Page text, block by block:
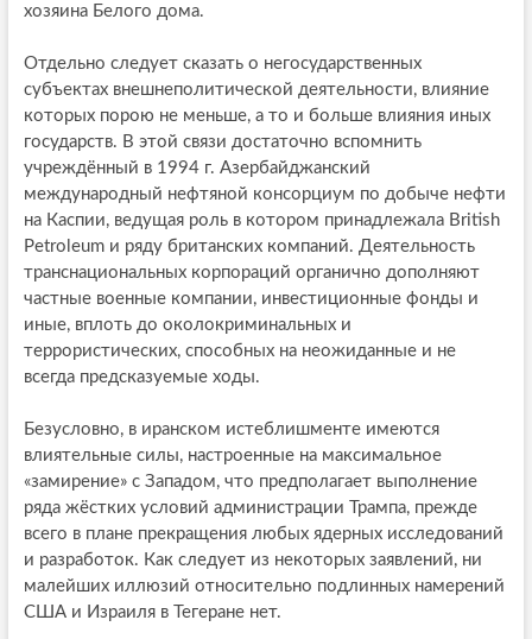
хозяина Белого дома.
Отдельно следует сказать о негосударственных
субъектах внешнеполитической деятельности, влияние
которых порою не меньше, а то и больше влияния иных
государств. В этой связи достаточно вспомнить
учреждённый в 1994 г. Азербайджанский
международный нефтяной консорциум по добыче нефти
на Каспии, ведущая роль в котором принадлежала British
Petroleum и ряду британских компаний. Деятельность
транснациональных корпораций органично дополняют
частные военные компании, инвестиционные фонды и
иные, вплоть до околокриминальных и
террористических, способных на неожиданные и не
всегда предсказуемые ходы.
Безусловно, в иранском истеблишменте имеются
влиятельные силы, настроенные на максимальное
«замирение» с Западом, что предполагает выполнение
ряда жёстких условий администрации Трампа, прежде
всего в плане прекращения любых ядерных исследований
и разработок. Как следует из некоторых заявлений, ни
малейших иллюзий относительно подлинных намерений
США и Израиля в Тегеране нет.